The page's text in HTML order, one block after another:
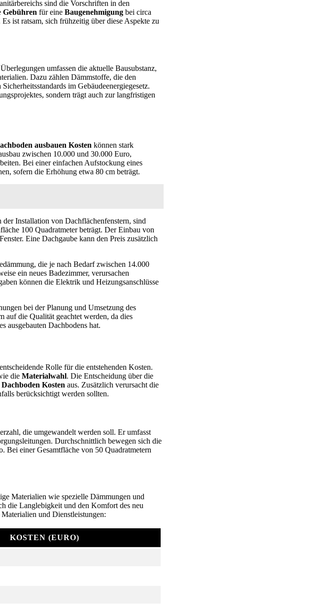
sind die Vorschriften in den
Gebühren für eine Baugenehmigung bei circa
ist ratsam, sich frühzeitig über diese Aspekte zu
umfassen die aktuelle Bausubstanz,
Dazu zählen Dämmstoffe, die den
im Gebäudeenergiegesetz.
sondern trägt auch zur langfristigen
ausbauen Kosten können stark
zwischen 10.000 und 30.000 Euro,
Bei einer einfachen Aufstockung eines
sofern die Erhöhung etwa 80 cm beträgt.
Installation von Dachflächenfenstern, sind
100 Quadratmeter beträgt. Der Einbau von
Eine Dachgaube kann den Preis zusätzlich
die je nach Bedarf zwischen 14.000
ein neues Badezimmer, verursachen
können die Elektrik und Heizungsanschlüsse
bei der Planung und Umsetzung des
auf die Qualität geachtet werden, da dies
ausgebauten Dachbodens hat.
Rolle für die entstehenden Kosten.
die Materialwahl. Die Entscheidung über die
Dachboden Kosten aus. Zusätzlich verursacht die
berücksichtigt werden sollten.
die umgewandelt werden soll. Er umfasst
Durchschnittlich bewegen sich die
Bei einer Gesamtfläche von 50 Quadratmetern
Materialien wie spezielle Dämmungen und
die Langlebigkeit und den Komfort des neu
und Dienstleistungen:
KOSTEN (EURO)